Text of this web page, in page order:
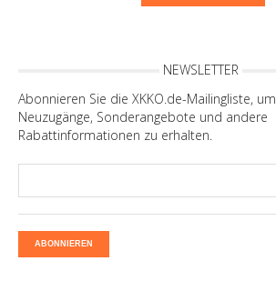
NEWSLETTER
Abonnieren Sie die XKKO.de-Mailingliste,
Neuzugänge, Sonderangebote und andere
Rabattinformationen zu erhalten.
ABONNIEREN